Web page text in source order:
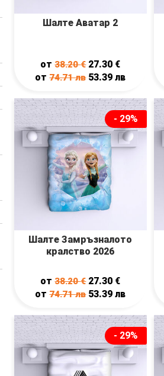
Шалте Аватар 2
от38.20€ 27.30 €
от74.71лв 53.39лв
- 29%
Шалте Замръзналото
кралство 2026
от38.20€ 27.30 €
от74.71лв 53.39лв
- 29%